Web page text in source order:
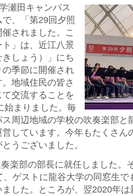
瀬田キャンパス
、「第29回夕照
されました。こ
」は、近江八景
きしょう）」にち
季節に開催され
地域住民の皆さ
交流することを
始まりました。毎
周辺地域の学校の吹奏楽部と
しています。今年もたくさん
うございました。
楽部の部長に就任しました。
、ゲストに龍谷大学の同窓生
した。ところが、翌2020年